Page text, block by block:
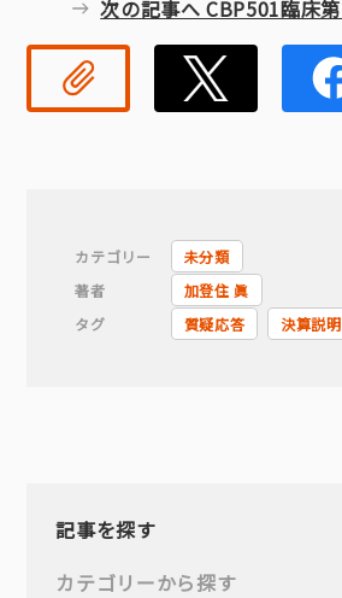
次の記事へ CBP501臨床
リンクコピー
カテゴリー
未分類
著者
加登住 眞
タグ
質疑応答 決算説明
記事を探す
カテゴリーから探す